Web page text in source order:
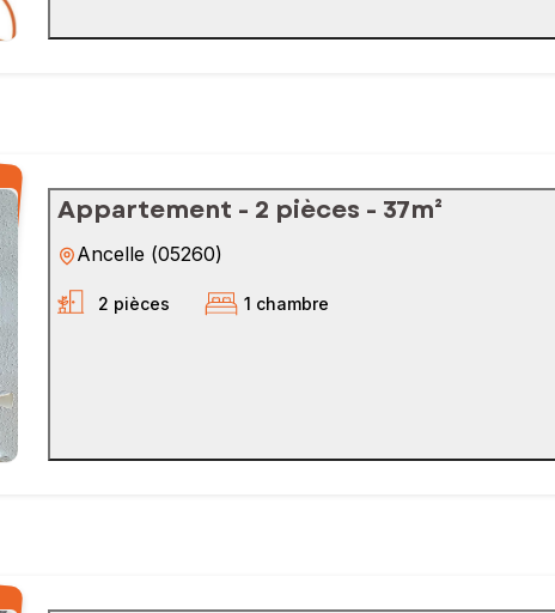
Appartement - 2 pièces - 37m²
Ancelle (05260)
2 pièces 1 chambre